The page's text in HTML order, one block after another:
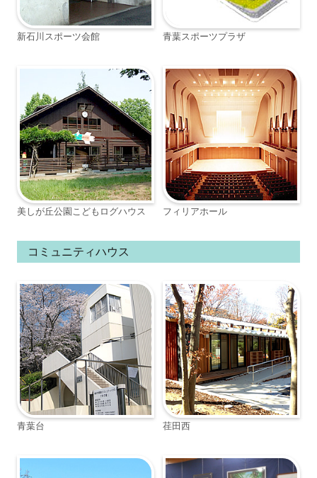
新石川スポーツ会館 青葉スポーツプラザ
美しが丘公園こどもログハウス フィリアホール
コミュニティハウス
青葉台 荏田西